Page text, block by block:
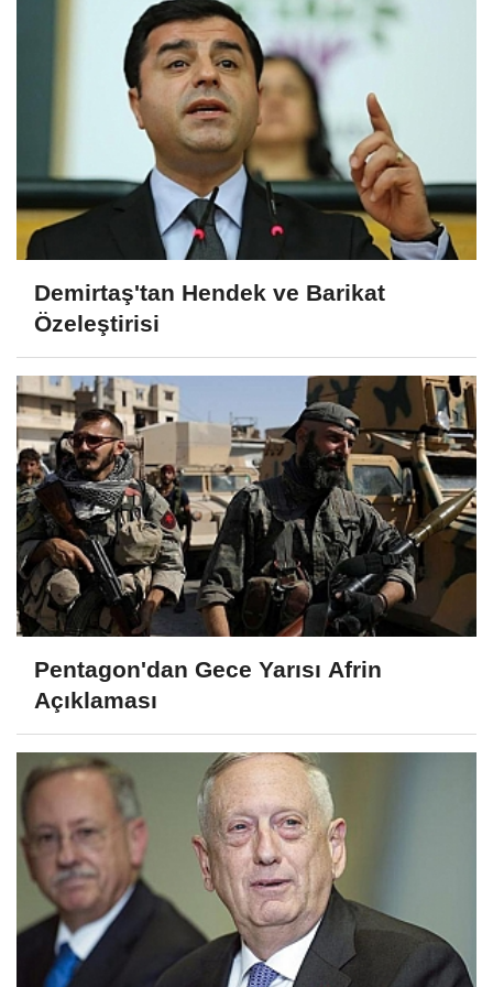
Demirtaş'tan Hendek ve Barikat
Özeleştirisi
Pentagon'dan Gece Yarısı Afrin
Açıklaması